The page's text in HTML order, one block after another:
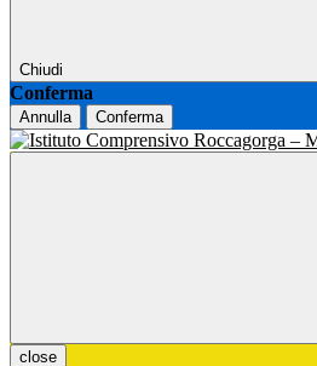
Chiudi
Conferma
Annulla Conferma
close